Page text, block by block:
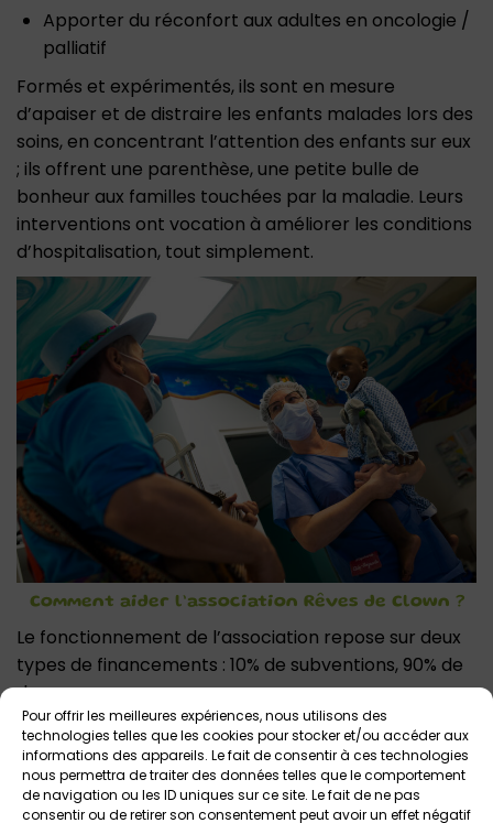
Pour offrir les meilleures expériences, nous utilisons des
technologies telles que les cookies pour stocker et/ou accéder aux
informations des appareils. Le fait de consentir à ces technologies
nous permettra de traiter des données telles que le comportement
de navigation ou les ID uniques sur ce site. Le fait de ne pas
consentir ou de retirer son consentement peut avoir un effet négatif
Apporter du réconfort aux adultes en oncologie /
palliatif
Formés et expérimentés, ils sont en mesure
d’apaiser et de distraire les enfants malades lors des
soins, en concentrant l’attention des enfants sur eux
; ils offrent une parenthèse, une petite bulle de
bonheur aux familles touchées par la maladie. Leurs
interventions ont vocation à améliorer les conditions
d’hospitalisation, tout simplement.
Comment aider l’association Rêves de Clown ?
Le fonctionnement de l’association repose sur deux
types de financements : 10% de subventions, 90% de
dons.
10€ de don, c’est une intervention auprès d’un
enfant !
Que vous soyez un particulier ou que vous